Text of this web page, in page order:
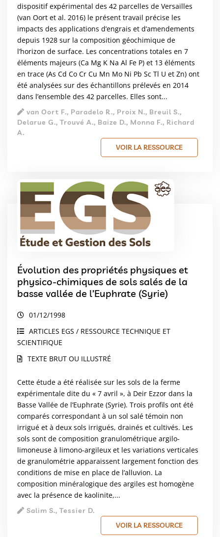
dispositif expérimental des 42 parcelles de Versailles
(van Oort et al. 2016) le présent travail précise les
impacts des applications d’engrais et d’amendements
depuis 1928 sur la composition géochimique de
l’horizon de surface. Les concentrations totales en 7
éléments majeurs (Ca Mg K Na Al Fe P) et 13 éléments
en trace (As Cd Co Cr Cu Mn Mo Ni Pb Sc Tl U et Zn) ont
été analysées sur des échantillons prélevés en 2014
dans l’ensemble des 42 parcelles. Elles sont...
van Oort F., Paradelo R., Proix N., Breuil S.,
Delarue G., Trouvé A., Baize D., Monna F., Richard
A.
VOIR LA RESSOURCE
Évolution des propriétés physiques et
physico-chimiques de sols salés de la
basse vallée de l’Euphrate (Syrie)
01/12/1998
ARTICLES EGS / RESSOURCE TECHNIQUE ET
SCIENTIFIQUE
TEXTE BRUT OU ILLUSTRÉ
Cette étude a été réalisée sur les sols de la ferme
expérimentale dite du « 7 avril », à Deir Ezzor dans la
Basse Vallée de l’Euphrate (Syrie). Trois profils ont été
comparés correspondant à un sol salé témoin non
irrigué et à deux sols irrigués, drainés et cultivés. Les
sols sont de composition granulométrique argilo-
limoneuse à limono-argileux et les variations verticales
de granulométrie apparaissent largement fonction des
conditions de mise en place de l’alluvion. La
composition minéralogique des argiles est homogène
avec la présence de kaolinite,...
Salim S., Tessier D.
VOIR LA RESSOURCE